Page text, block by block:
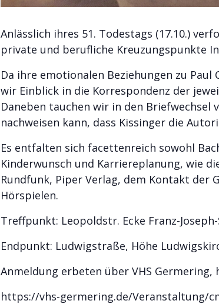
Anlässlich ihres 51. Todestags (17.10.)
private und berufliche Kreuzungspunkte
Da ihre emotionalen Beziehungen zu Paul
wir Einblick in die Korrespondenz der
Daneben tauchen wir in den Briefwechsel
nachweisen kann, dass Kissinger die
Es entfalten sich facettenreich sowohl
Kinderwunsch und Karriereplanung, wie
Rundfunk, Piper Verlag, dem Kontakt der
Hörspielen.
Treffpunkt: Leopoldstr. Ecke Franz-
Endpunkt: Ludwigstraße, Höhe
Anmeldung erbeten über VHS Germering,
https://vhs-germering.de/Veranstaltung/